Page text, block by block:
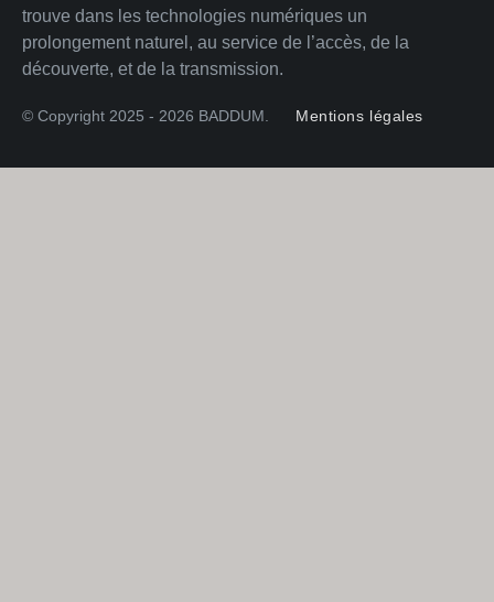
trouve dans les technologies numériques un
prolongement naturel, au service de l’accès, de la
découverte, et de la transmission.
© Copyright 2025 - 2026 BADDUM. Mentions légales